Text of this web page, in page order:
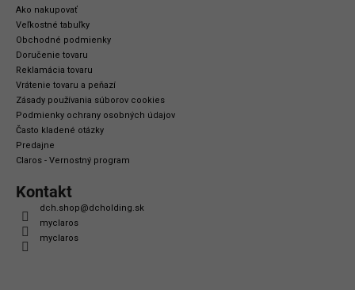
Ako nakupovať
Veľkostné tabuľky
Obchodné podmienky
Doručenie tovaru
Reklamácia tovaru
Vrátenie tovaru a peňazí
Zásady používania súborov cookies
Podmienky ochrany osobných údajov
Často kladené otázky
Predajne
Claros - Vernostný program
Kontakt
dch.shop@dcholding.sk
myclaros
myclaros